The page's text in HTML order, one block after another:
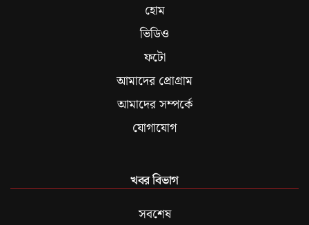
হোম
ভিডিও
ফটো
আমাদের প্রোগ্রাম
আমাদের সম্পর্কে
যোগাযোগ
খবর বিভাগ
সবশেষ